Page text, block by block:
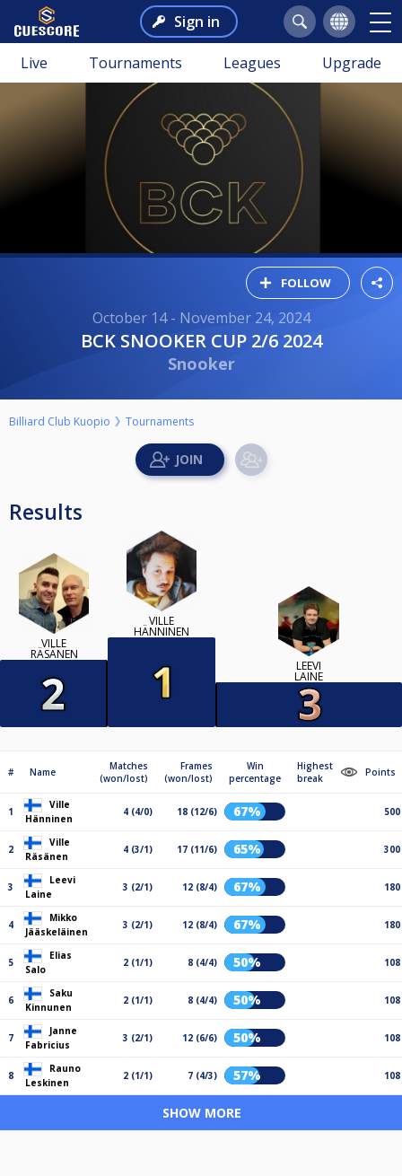
Sign in
Live Tournaments Leagues Upgrade
FOLLOW
October 14 - November 24, 2024
BCK SNOOKER CUP 2/6 2024
Snooker
Billiard Club Kuopio Tournaments
Results
VILLE
RÄSÄNEN
VILLE
HÄNNINEN
LEEVI
LAINE
# Name
Matches
(won/lost)
Frames
(won/lost)
Win
percentage
Highest
break
Points
1
Ville
Hänninen
4 (4/0) 18 (12/6) 67% 500
2
Ville
Räsänen
4 (3/1) 17 (11/6) 65% 300
3
Leevi
Laine
3 (2/1) 12 (8/4) 67% 180
4
Mikko
Jääskeläinen
3 (2/1) 12 (8/4) 67% 180
5
Elias
Salo
2 (1/1) 8 (4/4) 50% 108
6
Saku
Kinnunen
2 (1/1) 8 (4/4) 50% 108
7
Janne
Fabricius
3 (2/1) 12 (6/6) 50% 108
8
Rauno
Leskinen
2 (1/1) 7 (4/3) 57% 108
SHOW MORE